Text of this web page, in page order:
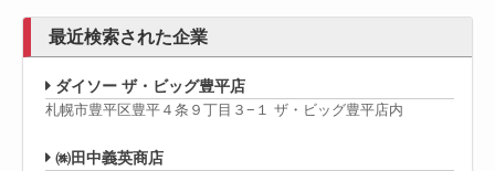
最近検索された企業
ダイソー ザ・ビッグ豊平店
札幌市豊平区豊平４条９丁目３−１ ザ・ビッグ豊平店内
㈱田中義英商店